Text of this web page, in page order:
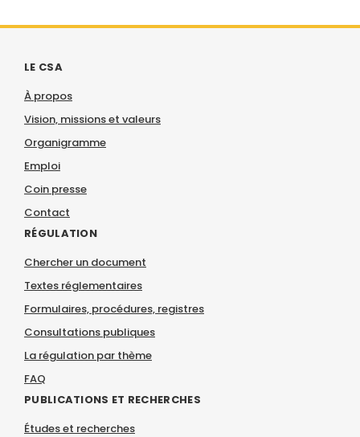
LE CSA
À propos
Vision, missions et valeurs
Organigramme
Emploi
Coin presse
Contact
RÉGULATION
Chercher un document
Textes réglementaires
Formulaires, procédures, registres
Consultations publiques
La régulation par thème
FAQ
PUBLICATIONS ET RECHERCHES
Études et recherches